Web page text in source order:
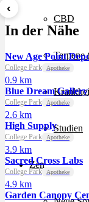
CBD
Terpene
Studien
Zen
‹
Sour Mintz Haze
ab 5,99 €/g
In der Nähe
New Age Point
College Park Apotheke
0.9 km
Blue Dream Gallery
College Park Apotheke
2.6 km
High Supply
College Park Apotheke
3.9 km
Sacred Cross Labs
College Park Apotheke
4.9 km
Garden Canopy